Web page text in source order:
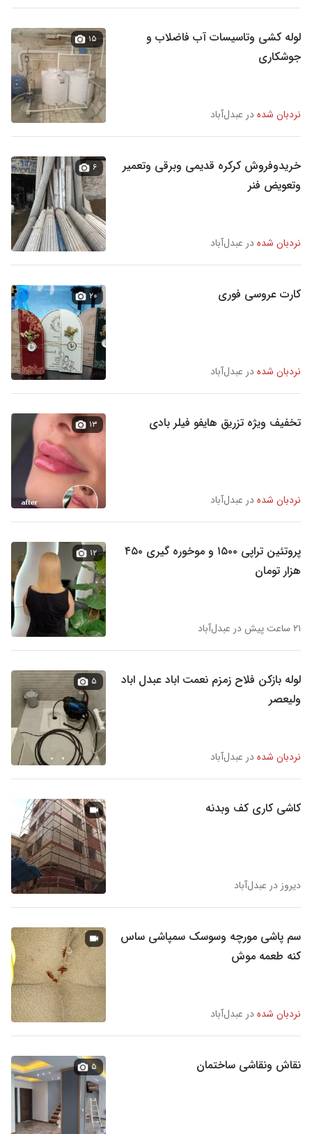
لوله کشی وتاسیسات آب فاضلاب و
جوشکاری
نردبان شدهدر عبدل‌آباد
۱۵
خریدوفروش کرکره قدیمی وبرقی وتعمیر
وتعویض فنر
نردبان شدهدر عبدل‌آباد
۶
کارت عروسی فوری
نردبان شدهدر عبدل‌آباد
۲۰
تخفیف ویژه تزریق هایفو فیلر بادی
نردبان شدهدر عبدل‌آباد
۱۳
پروتئین تراپی ۱۵۰۰ و موخوره گیری ۴۵۰
هزار تومان
۲۱ ساعت پیش در عبدل‌آباد
۱۲
لوله بازکن فلاح زمزم نعمت اباد عبدل اباد
ولیعصر
نردبان شدهدر عبدل‌آباد
۵
کاشی کاری کف وبدنه
دیروز در عبدل‌آباد
سم پاشی مورچه وسوسک سمپاشی ساس
کنه طعمه موش
نردبان شدهدر عبدل‌آباد
نقاش ونقاشی ساختمان ۵